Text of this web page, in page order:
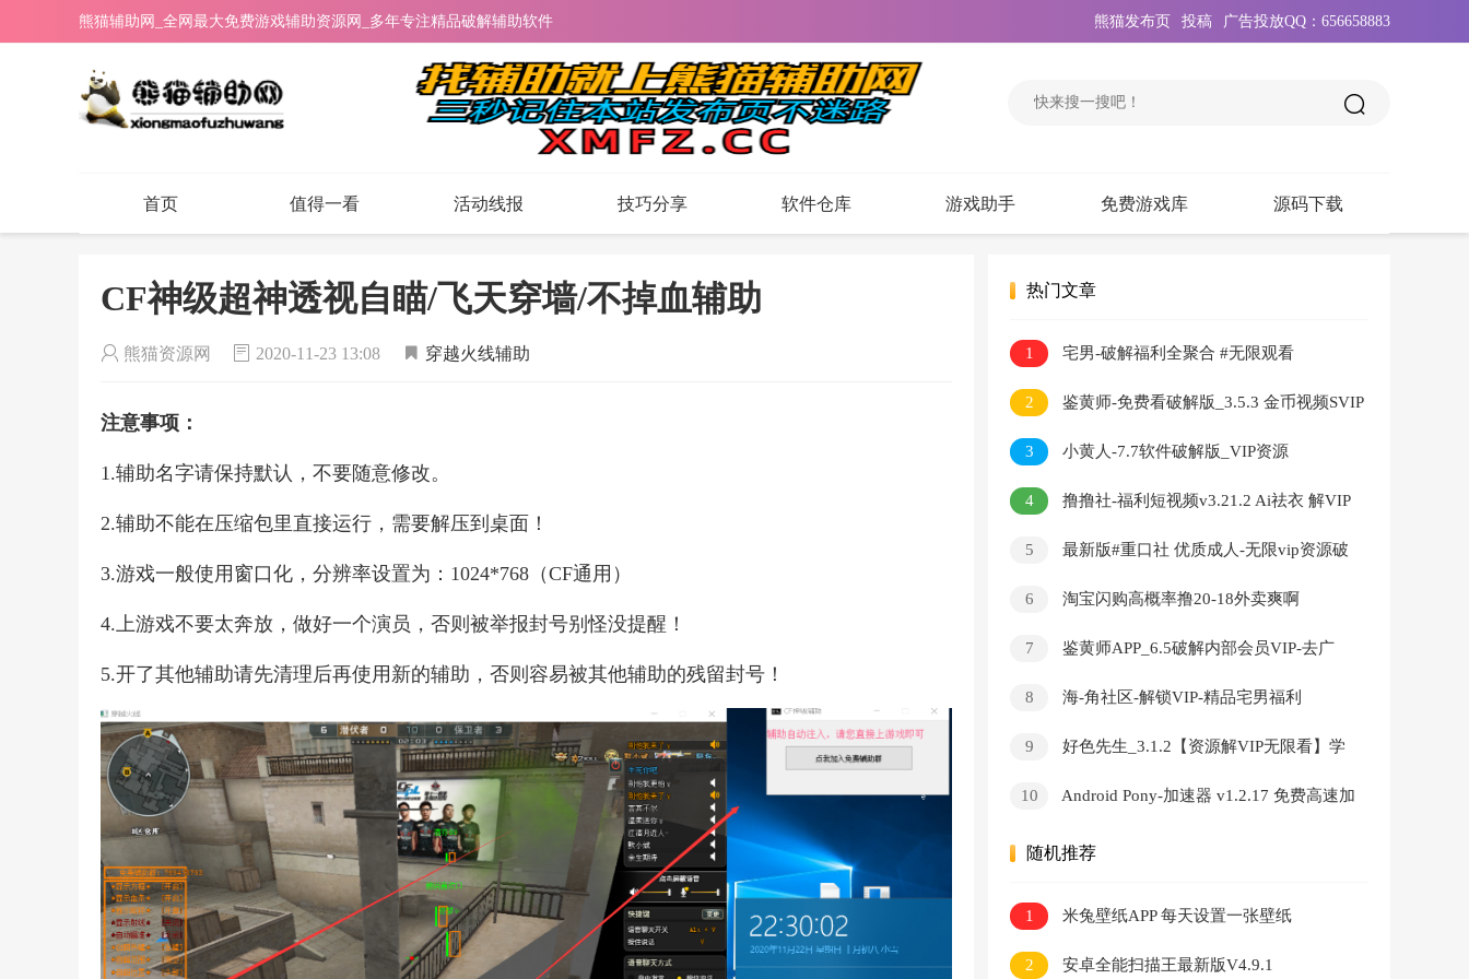
熊猫辅助网_全网最大免费游戏辅助资源网_多年专注精品破解辅助软件 广告投放QQ：656658883
投稿
熊猫发布页
首页 值得一看 活动线报 技巧分享 软件仓库 游戏助手 免费游戏库 源码下载
CF神级超神透视自瞄/飞天穿墙/不掉血辅助
熊猫资源网 2020-11-23 13:08 穿越火线辅助
注意事项：
1.辅助名字请保持默认，不要随意修改。
2.辅助不能在压缩包里直接运行，需要解压到桌面！
3.游戏一般使用窗口化，分辨率设置为：1024*768（CF通用）
4.上游戏不要太奔放，做好一个演员，否则被举报封号别怪没提醒！
5.开了其他辅助请先清理后再使用新的辅助，否则容易被其他辅助的残留封号！
热门文章
1 宅男-破解福利全聚合 #无限观看
2
鉴黄师-免费看破解版_3.5.3 金币视频SVIP
无限看
3
小黄人-7.7软件破解版_VIP资源
4
撸撸社-福利短视频v3.21.2 Ai祛衣 解VIP
5
最新版#重口社 优质成人-无限vip资源破
6
淘宝闪购高概率撸20-18外卖爽啊
7
鉴黄师APP_6.5破解内部会员VIP-去广
8
海-角社区-解锁VIP-精品宅男福利
9
好色先生_3.1.2【资源解VIP无限看】学
10
Android Pony-加速器 v1.2.17 免费高速加
随机推荐
1 米兔壁纸APP 每天设置一张壁纸
2 安卓全能扫描王最新版V4.9.1